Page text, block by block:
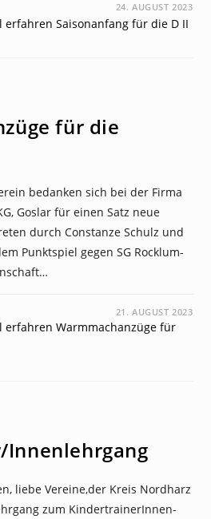
24. AUGUST 2023
für die
bedanken sich bei der Firma
Goslar für einen Satz neue
durch Constanze Schulz und
Punktspiel gegen SG Rocklum-
21. AUGUST 2023
liebe Vereine,der Kreis Nordharz
zum KindertrainerInnen-